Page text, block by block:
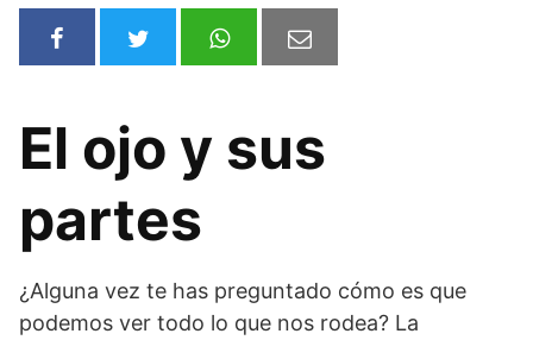
El ojo y sus
partes
¿Alguna vez te has preguntado cómo es que
podemos ver todo lo que nos rodea? La